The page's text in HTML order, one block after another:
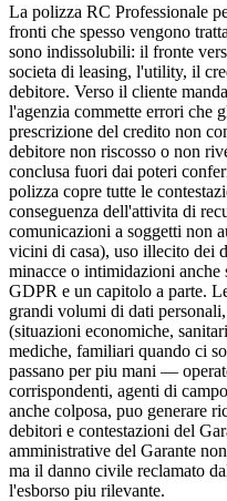
La polizza RC Professionale
fronti che spesso vengono
sono indissolubili: il fronte
societa di leasing, l'utility, il
debitore. Verso il cliente
l'agenzia commette errori che
prescrizione del credito non
debitore non riscosso o non
conclusa fuori dai poteri
polizza copre tutte le
conseguenza dell'attivita di
comunicazioni a soggetti non
vicini di casa), uso illecito dei
minacce o intimidazioni anche
GDPR e un capitolo a parte.
grandi volumi di dati
(situazioni economiche,
mediche, familiari quando ci
passano per piu mani —
corrispondenti, agenti di
anche colposa, puo generare
debitori e contestazioni del
amministrative del Garante
ma il danno civile reclamato
l'esborso piu rilevante.